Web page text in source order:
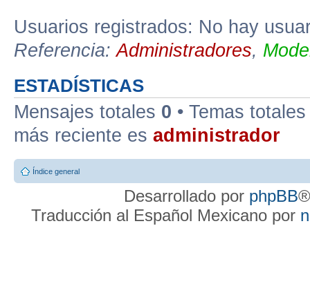
Usuarios registrados: No hay
Referencia:Administradores,
ESTADÍSTICAS
Mensajes totales 0 • Temas
más reciente es administrador
Índice general
Desarrollado por phpBB
Traducción al Español Mexicano por